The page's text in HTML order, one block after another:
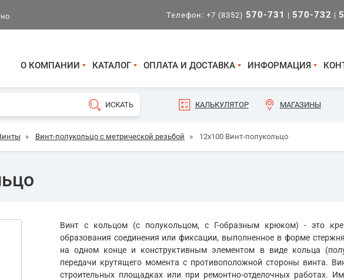
Телефон: +7 (8352) 570-731 | 570-732 |
О КОМПАНИИ КАТАЛОГ ОПЛАТА И ДОСТАВКА ИНФОРМАЦИЯ
КАЛЬКУЛЯТОР МАГАЗИНЫ
» Винт-полукольцо с метрической резьбой » 12х100 Винт-полукольцо
Винт с кольцом (с полукольцом, с Г-образным крюком) - это
образования соединения или фиксации, выполненное в форме
на одном конце и конструктивным элементом в виде кольца
передачи крутящего момента с противоположной стороны винта.
строительных площадках или при ремонтно-отделочных работах.